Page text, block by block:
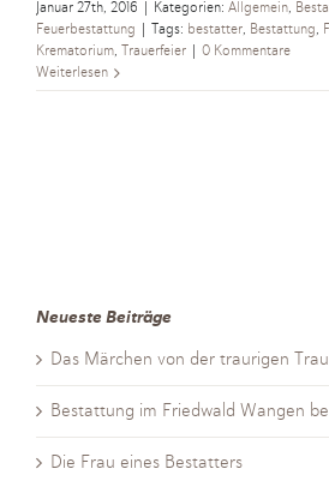
Januar 27th, 2016 Kategorien: Allgemein,
Feuerbestattung
Tags: bestatter, Bestattung,
Krematorium, Trauerfeier
0 Kommentare
Weiterlesen
Neueste Beiträge
Das Märchen von der traurigen
Bestattung im Friedwald Wangen
Die Frau eines Bestatters